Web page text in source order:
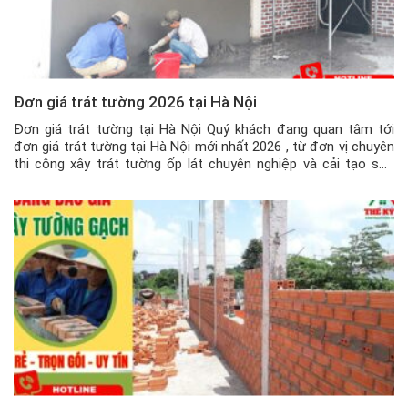
Đơn giá trát tường 2026 tại Hà Nội
Đơn giá trát tường tại Hà Nội Quý khách đang quan tâm tới
đơn giá trát tường tại Hà Nội mới nhất 2026 , từ đơn vị chuyên
thi công xây trát tường ốp lát chuyên nghiệp và cải tạo sửa